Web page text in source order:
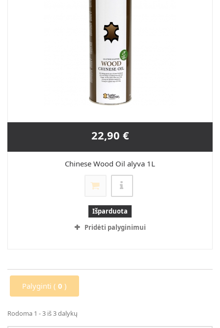
22,90 €
Chinese Wood Oil alyva 1L
Išparduota
Pridėti palyginimui
Palyginti ( 0 )
Rodoma 1 - 3 iš 3 dalykų